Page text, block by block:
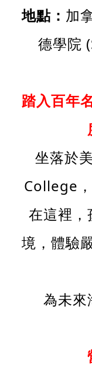
地點： 加
德學院
踏入百年
坐落於
College，
在這裡，
境，體驗
為未來